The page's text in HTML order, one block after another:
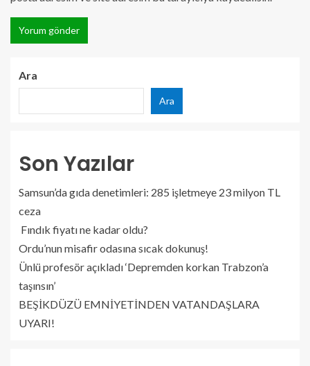
Ara
Ara
Son Yazılar
Samsun’da gıda denetimleri: 285 işletmeye 23 milyon TL
ceza
Fındık fiyatı ne kadar oldu?
Ordu’nun misafir odasına sıcak dokunuş!
Ünlü profesör açıkladı ‘Depremden korkan Trabzon’a
taşınsın’
BEŞİKDÜZÜ EMNİYETİNDEN VATANDAŞLARA
UYARI!